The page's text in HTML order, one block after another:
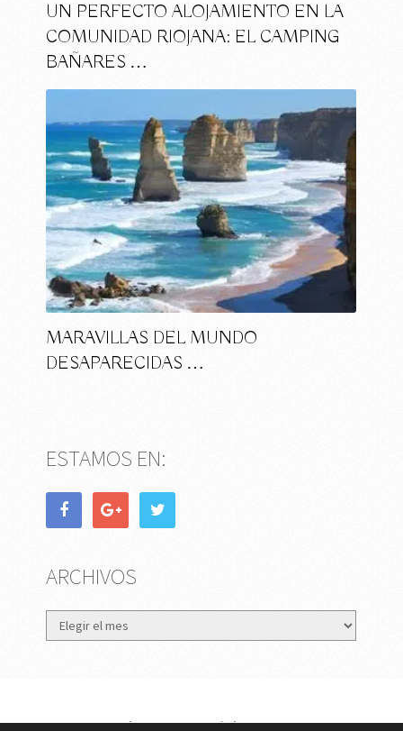
UN PERFECTO ALOJAMIENTO EN LA
COMUNIDAD RIOJANA: EL CAMPING
BAÑARES …
MARAVILLAS DEL MUNDO
DESAPARECIDAS …
ESTAMOS EN:
ARCHIVOS
Archivos
eMujer.comCopyright © 2026.